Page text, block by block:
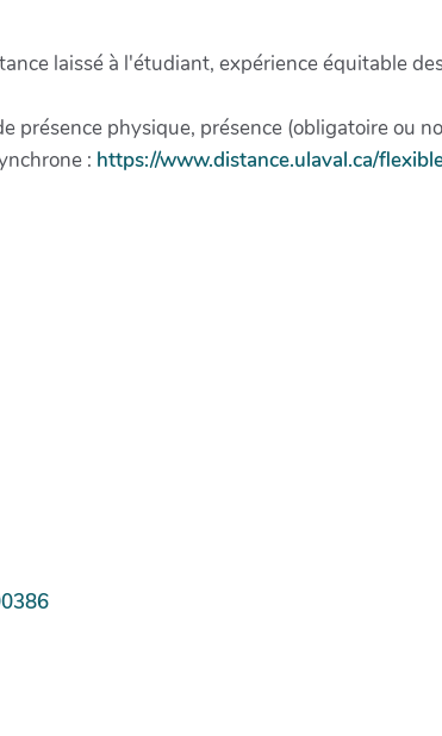
laissé à l'étudiant, expérience équitable
présence physique, présence (obligatoire ou
: https://www.distance.ulaval.ca/